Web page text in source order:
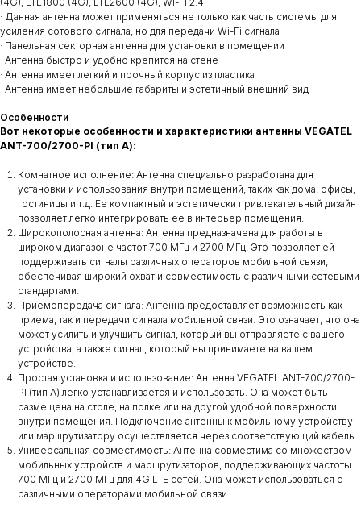
· Данная антенна может применяться не только как часть системы для
усиления сотового сигнала, но для передачи Wi-Fi сигнала
· Панельная секторная антенна для установки в помещении
· Антенна быстро и удобно крепится на стене
· Антенна имеет легкий и прочный корпус из пластика
· Антенна имеет небольшие габариты и эстетичный внешний вид
Особенности
Вот некоторые особенности и характеристики антенны VEGATEL
ANT-700/2700-PI (тип А):
Комнатное исполнение: Антенна специально разработана для
установки и использования внутри помещений, таких как дома, офисы,
гостиницы и т.д. Ее компактный и эстетически привлекательный дизайн
позволяет легко интегрировать ее в интерьер помещения.
Широкополосная антенна: Антенна предназначена для работы в
широком диапазоне частот 700 МГц и 2700 МГц. Это позволяет ей
поддерживать сигналы различных операторов мобильной связи,
обеспечивая широкий охват и совместимость с различными сетевыми
стандартами.
Приемопередача сигнала: Антенна предоставляет возможность как
приема, так и передачи сигнала мобильной связи. Это означает, что она
может усилить и улучшить сигнал, который вы отправляете с вашего
устройства, а также сигнал, который вы принимаете на вашем
устройстве.
Простая установка и использование: Антенна VEGATEL ANT-700/2700-
PI (тип А) легко устанавливается и использовать. Она может быть
размещена на столе, на полке или на другой удобной поверхности
внутри помещения. Подключение антенны к мобильному устройству
или маршрутизатору осуществляется через соответствующий кабель.
Универсальная совместимость: Антенна совместима со множеством
мобильных устройств и маршрутизаторов, поддерживающих частоты
700 МГц и 2700 МГц для 4G LTE сетей. Она может использоваться с
различными операторами мобильной связи.